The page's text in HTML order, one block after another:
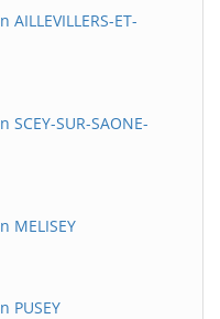
ET-
SUR-SAONE-
MELISEY
PUSEY